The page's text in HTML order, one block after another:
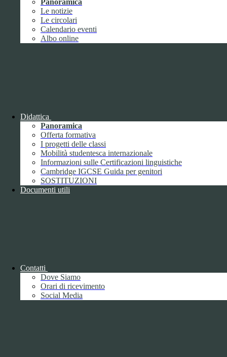
Panoramica
Le notizie
Le circolari
Calendario eventi
Albo online
Didattica
Panoramica
Offerta formativa
I progetti delle classi
Mobilità studentesca internazionale
Informazioni sulle Certificazioni linguistiche
Cambridge IGCSE Guida per genitori
SOSTITUZIONI
Documenti utili
Contatti
Dove Siamo
Orari di ricevimento
Social Media
performance